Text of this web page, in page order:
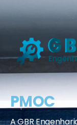
PMOC
A GBR